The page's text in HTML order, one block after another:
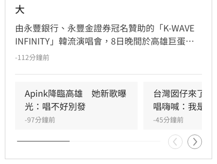
大
由永豐銀行、永豐金證券冠名贊助的「K-WAVE
INFINITY」韓流演唱會，8日晚間於高雄巨蛋熱
力開唱，集結NEWBEAT、FLARE U、CRAVITY、
熱情應援，尖叫與歡呼聲一路未停，最後由
HIGHLIGHT壓軸接管舞台，將現場氣氛推向最高
潮。
-112分鐘前
Apink降臨高雄　她新歌曝
光：唱不好別發
-97分鐘前
台灣囡仔來了
唱嗨喊：我是誰
-45分鐘前